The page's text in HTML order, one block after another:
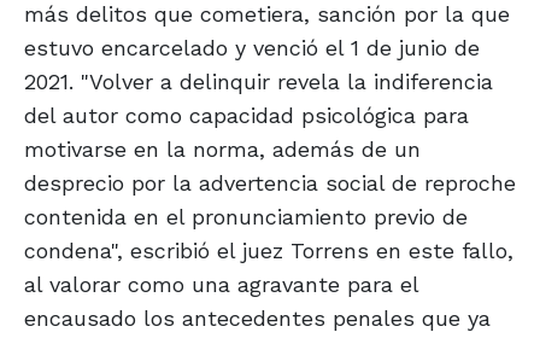
más delitos que cometiera, sanción por la que
estuvo encarcelado y venció el 1 de junio de
2021. "Volver a delinquir revela la indiferencia
del autor como capacidad psicológica para
motivarse en la norma, además de un
desprecio por la advertencia social de reproche
contenida en el pronunciamiento previo de
condena", escribió el juez Torrens en este fallo,
al valorar como una agravante para el
encausado los antecedentes penales que ya